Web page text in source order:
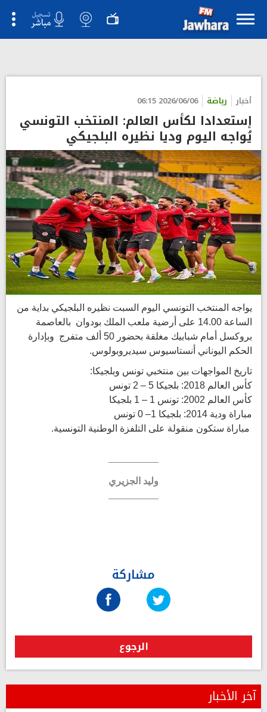
أخبار رياضة 2026/06/06 06:15
إستعدادا لكأس العالم: المنتخب التونسي
يُواجه اليوم وديا نظيره البلجيكي
يواجه المنتخب التونسي اليوم السبت نظيره البلجيكي بداية من
الساعة 14.00 على أرضية ملعب الملك بودوان بالعاصمة
بروكسل أمام شبابيك مغلقة بحضور 50 ألف متفرج وبإدارة
الحكم اليوناني أنستاسيوس سيديروبولوس.
تاريخ المواجهات بين منتخبي تونس وبلجيكا:
كأس العالم 2018: بلجيكا 5 – 2 تونس
كأس العالم 2002: تونس 1 – 1 بلجيكا
مباراة ودية 2014: بلجيكا 1– 0 تونس
مباراة ستكون منقولة على التلفزة الوطنية التونسية.
وليد الجزيري
مشاركة
الرجوع
آخر الأخبار